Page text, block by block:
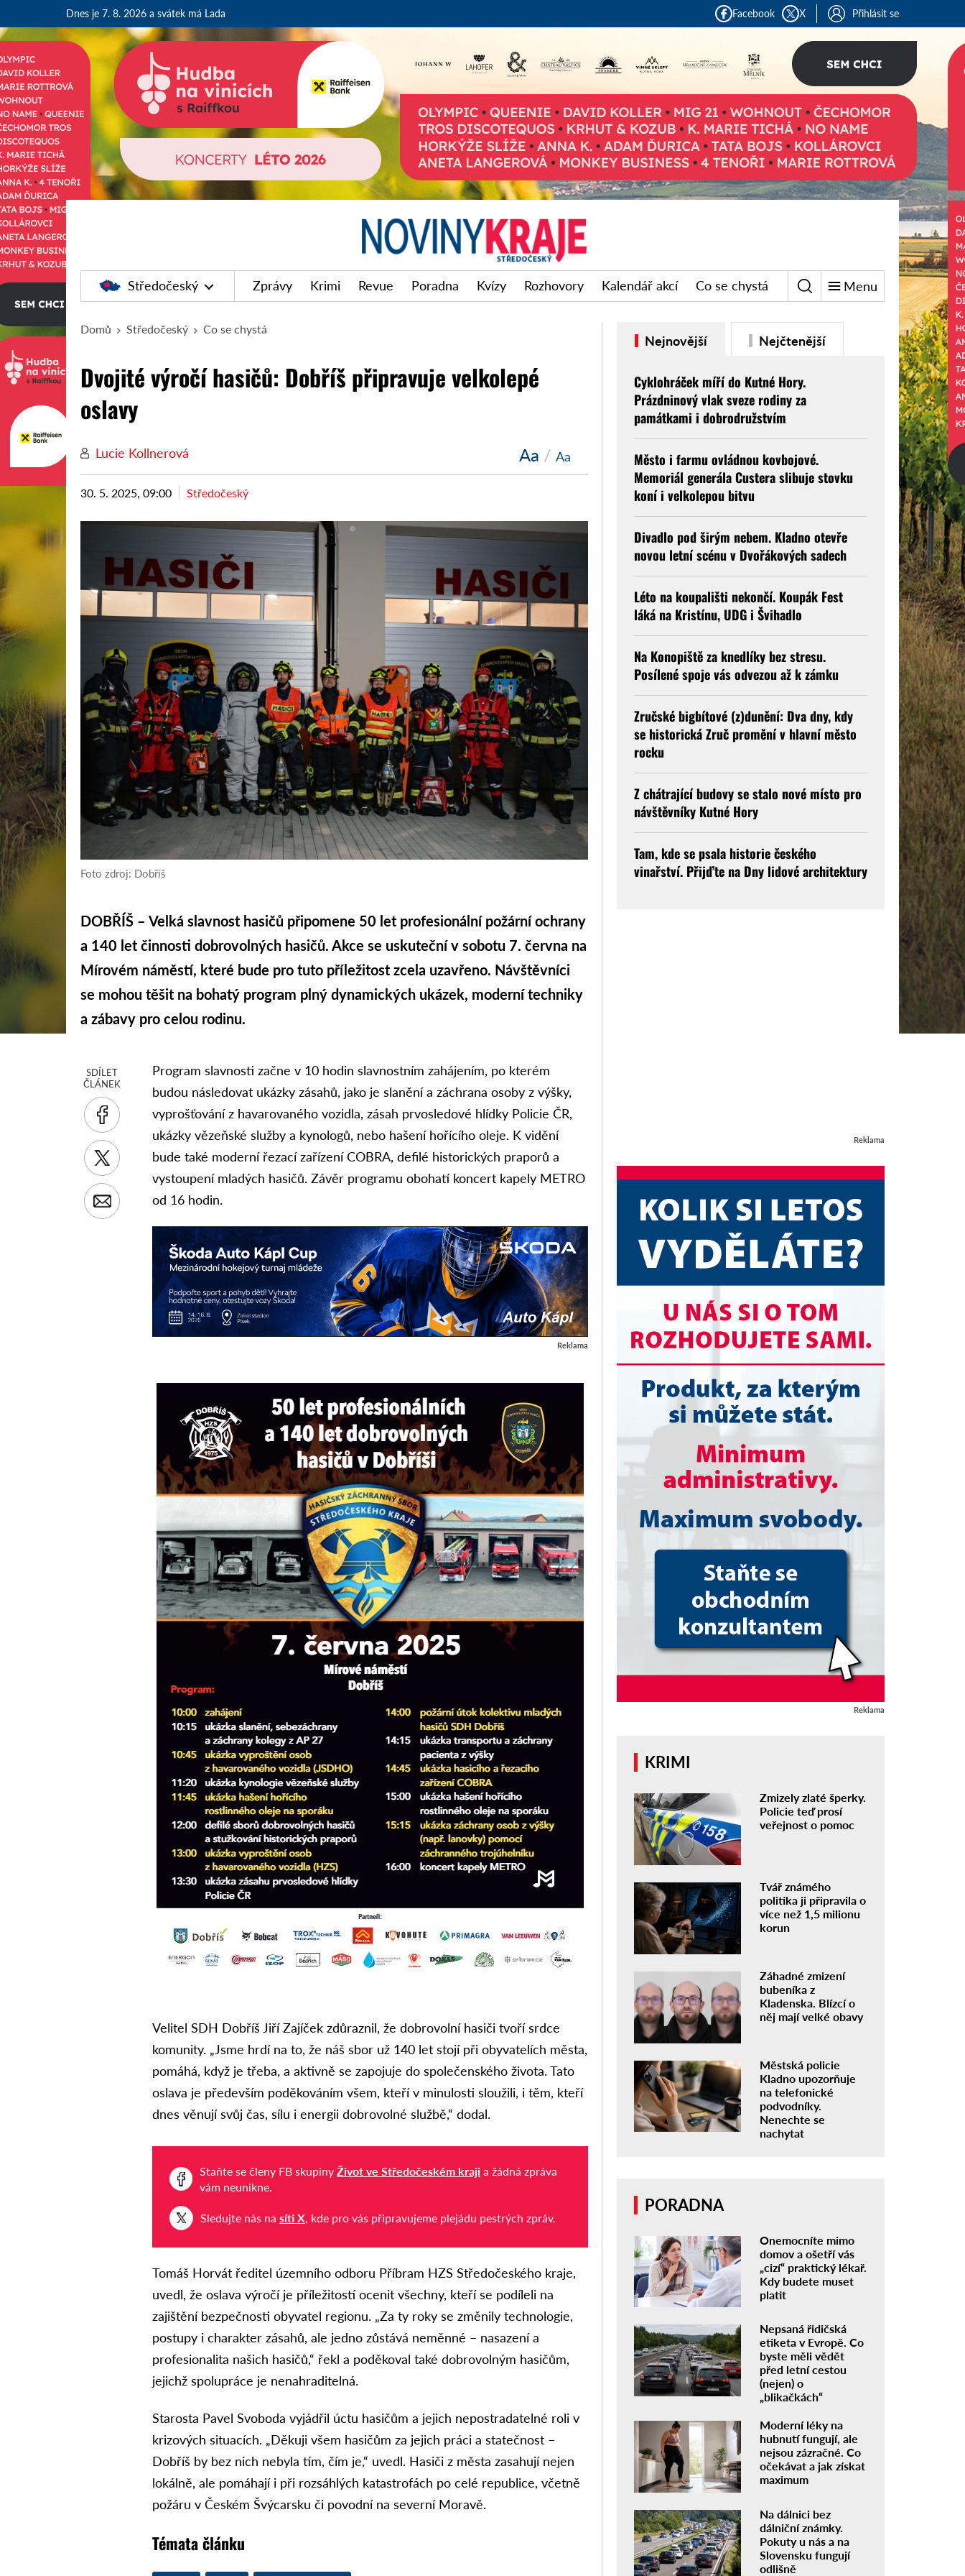
Dnes je 7. 8. 2026 a svátek má Lada Facebook X Přihlásit se
Středočeský Zprávy Krimi Revue Poradna Kvízy Rozhovory Kalendář akcí Co se chystá Menu
Domů Středočeský Co se chystá
Dvojité výročí hasičů: Dobříš připravuje velkolepé
oslavy
Lucie Kollnerová Aa / Aa
30. 5. 2025, 09:00 Středočeský
Foto zdroj: Dobříš
DOBŘÍŠ – Velká slavnost hasičů připomene 50 let profesionální požární ochrany
a 140 let činnosti dobrovolných hasičů. Akce se uskuteční v sobotu 7. června na
Mírovém náměstí, které bude pro tuto příležitost zcela uzavřeno. Návštěvníci
se mohou těšit na bohatý program plný dynamických ukázek, moderní techniky
a zábavy pro celou rodinu.
SDÍLET
ČLÁNEK
Program slavnosti začne v 10 hodin slavnostním zahájením, po kterém
budou následovat ukázky zásahů, jako je slanění a záchrana osoby z výšky,
vyprošťování z havarovaného vozidla, zásah prvosledové hlídky Policie ČR,
ukázky vězeňské služby a kynologů, nebo hašení hořícího oleje. K vidění
bude také moderní řezací zařízení COBRA, defilé historických praporů a
vystoupení mladých hasičů. Závěr programu obohatí koncert kapely METRO
od 16 hodin.
Reklama
Velitel SDH Dobříš Jiří Zajíček zdůraznil, že dobrovolní hasiči tvoří srdce
komunity. „Jsme hrdí na to, že náš sbor už 140 let stojí při obyvatelích města,
pomáhá, když je třeba, a aktivně se zapojuje do společenského života. Tato
oslava je především poděkováním všem, kteří v minulosti sloužili, i těm, kteří
dnes věnují svůj čas, sílu i energii dobrovolné službě,“ dodal.
Staňte se členy FB skupinyŽivot ve Středočeském kraji a žádná zpráva
vám neunikne.
Sledujte nás nasíti X, kde pro vás připravujeme plejádu pestrých zpráv.
Tomáš Horvát ředitel územního odboru Příbram HZS Středočeského kraje,
uvedl, že oslava výročí je příležitostí ocenit všechny, kteří se podíleli na
zajištění bezpečnosti obyvatel regionu. „Za ty roky se změnily technologie,
postupy i charakter zásahů, ale jedno zůstává neměnné – nasazení a
profesionalita našich hasičů,“ řekl a poděkoval také dobrovolným hasičům,
jejichž spolupráce je nenahraditelná.
Starosta Pavel Svoboda vyjádřil úctu hasičům a jejich nepostradatelné roli v
krizových situacích. „Děkuji všem hasičům za jejich práci a statečnost –
Dobříš by bez nich nebyla tím, čím je,“ uvedl. Hasiči z města zasahují nejen
lokálně, ale pomáhají i při rozsáhlých katastrofách po celé republice, včetně
požáru v Českém Švýcarsku či povodní na severní Moravě.
Témata článku
Nejnovější Nejčtenější
Cyklohráček míří do Kutné Hory.
Prázdninový vlak sveze rodiny za
památkami i dobrodružstvím
Město i farmu ovládnou kovbojové.
Memoriál generála Custera slibuje stovku
koní i velkolepou bitvu
Divadlo pod širým nebem. Kladno otevře
novou letní scénu v Dvořákových sadech
Léto na koupališti nekončí. Koupák Fest
láká na Kristínu, UDG i Švihadlo
Na Konopiště za knedlíky bez stresu.
Posílené spoje vás odvezou až k zámku
Zručské bigbítové (z)dunění: Dva dny, kdy
se historická Zruč promění v hlavní město
rocku
Z chátrající budovy se stalo nové místo pro
návštěvníky Kutné Hory
Tam, kde se psala historie českého
vinařství. Přijďte na Dny lidové architektury
Reklama
Reklama
KRIMI
Zmizely zlaté šperky.
Policie teď prosí
veřejnost o pomoc
Tvář známého
politika ji připravila o
více než 1,5 milionu
korun
Záhadné zmizení
bubeníka z
Kladenska. Blízcí o
něj mají velké obavy
Městská policie
Kladno upozorňuje
na telefonické
podvodníky.
Nenechte se
nachytat
PORADNA
Onemocníte mimo
domov a ošetří vás
„cizí“ praktický lékař.
Kdy budete muset
platit
Nepsaná řidičská
etiketa v Evropě. Co
byste měli vědět
před letní cestou
(nejen) o
„blikačkách“
Moderní léky na
hubnutí fungují, ale
nejsou zázračné. Co
očekávat a jak získat
maximum
Na dálnici bez
dálniční známky.
Pokuty u nás a na
Slovensku fungují
odlišně